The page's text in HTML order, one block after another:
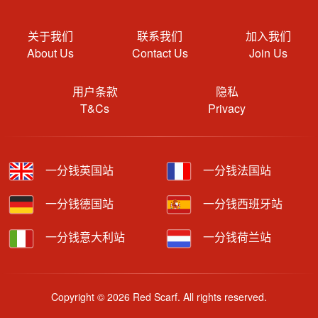
关于我们
About Us
联系我们
Contact Us
加入我们
Join Us
用户条款
T&Cs
隐私
Privacy
一分钱英国站 一分钱法国站
一分钱德国站 一分钱西班牙站
一分钱意大利站 一分钱荷兰站
Copyright © 2026 Red Scarf. All rights reserved.